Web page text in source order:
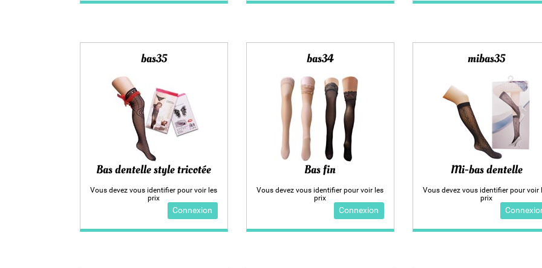
bas35
Bas dentelle style tricotée
Vous devez vous identifier pour voir les
prix
Connexion
bas34
Bas fin
Vous devez vous identifier pour voir les
prix
Connexion
mibas35
Mi-bas dentelle
Vous devez vous identifier pour voir
prix